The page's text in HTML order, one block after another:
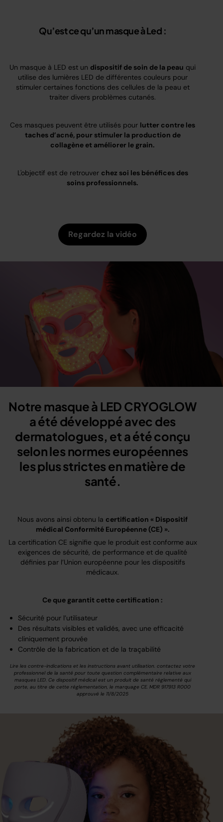
Qu’est ce qu’un masque à Led :
Un masque à LED est un dispositif de soin de la peau qui
utilise des lumières LED de différentes couleurs pour
stimuler certaines fonctions des cellules de la peau et
traiter divers problèmes cutanés.
Ces masques peuvent être utilisés pour lutter contre les
taches d’acné, pour stimuler la production de
collagène et améliorer le grain.
L'objectif est de retrouver chez soi les bénéfices des
soins professionnels.
Regardez la vidéo
Notre masque à LED CRYOGLOW
a été développé avec des
dermatologues, et a été conçu
selon les normes européennes
les plus strictes en matière de
santé.
Nous avons ainsi obtenu la certification « Dispositif
médical Conformité Européenne (CE) ».
La certification CE signifie que le produit est conforme aux
exigences de sécurité, de performance et de qualité
définies par l’Union européenne pour les dispositifs
médicaux.
Ce que garantit cette certification :
Sécurité pour l’utilisateur
Des résultats visibles et validés, avec une efficacité
cliniquement prouvée
Contrôle de la fabrication et de la traçabilité
Lire les contre-indications et les instructions avant utilisation. contactez votre
professionnel de la santé pour toute question complémentaire relative aux
masques LED. Ce dispositif médical est un produit de santé réglementé qui
porte, au titre de cette réglementation, le marquage CE. MDR 917913 R000
approuvé le 11/8/2025